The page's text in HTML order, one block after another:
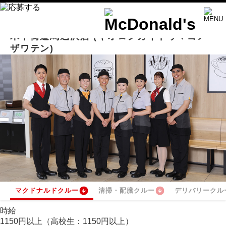
木下街道馬込沢店 (キオロシカイドウマゴメ
ザワテン)
マクドナルドクルー 清掃・配膳クルー デリバリークル
時給
1150円 以上（高校生： 1150円 以上）